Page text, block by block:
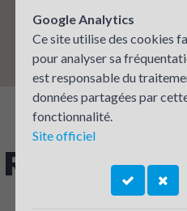
Google Analytics
Ce site utilise des cookies
pour analyser sa
est responsable du
données partagées par
fonctionnalité.
Site officiel